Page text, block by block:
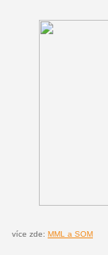
více zde: MML a SOM